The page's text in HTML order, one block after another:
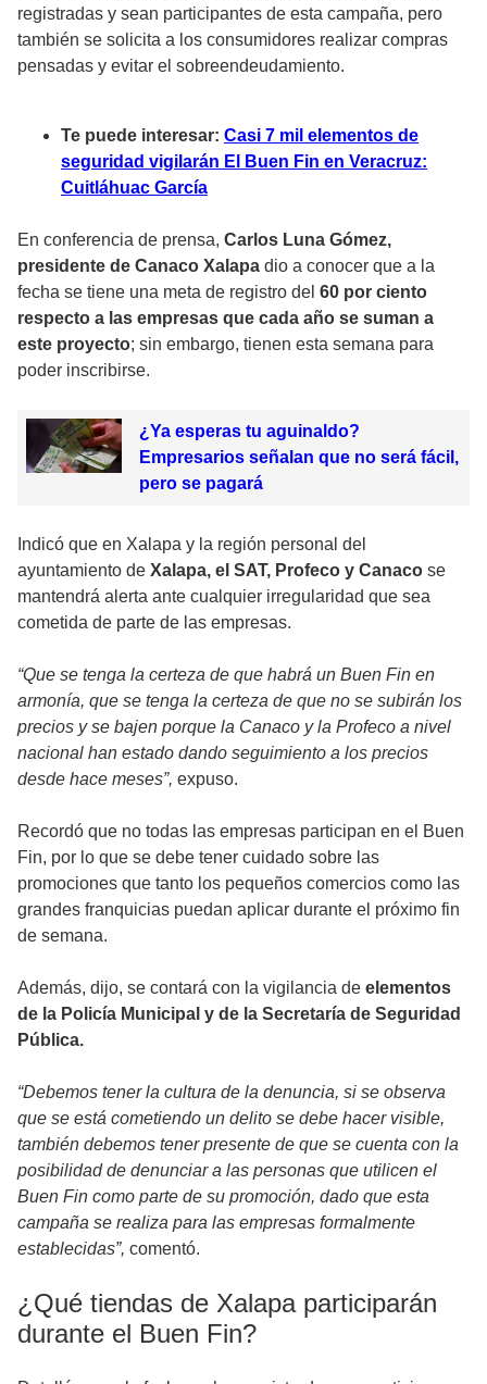
registradas y sean participantes de esta campaña, pero
también se solicita a los consumidores realizar compras
pensadas y evitar el sobreendeudamiento.
Te puede interesar: Casi 7 mil elementos de
seguridad vigilarán El Buen Fin en Veracruz:
Cuitláhuac García
En conferencia de prensa, Carlos Luna Gómez,
presidente de Canaco Xalapa dio a conocer que a la
fecha se tiene una meta de registro del 60 por ciento
respecto a las empresas que cada año se suman a
este proyecto; sin embargo, tienen esta semana para
poder inscribirse.
¿Ya esperas tu aguinaldo?
Empresarios señalan que no será fácil,
pero se pagará
Indicó que en Xalapa y la región personal del
ayuntamiento de Xalapa, el SAT, Profeco y Canaco se
mantendrá alerta ante cualquier irregularidad que sea
cometida de parte de las empresas.
“Que se tenga la certeza de que habrá un Buen Fin en
armonía, que se tenga la certeza de que no se subirán los
precios y se bajen porque la Canaco y la Profeco a nivel
nacional han estado dando seguimiento a los precios
desde hace meses”, expuso.
Recordó que no todas las empresas participan en el Buen
Fin, por lo que se debe tener cuidado sobre las
promociones que tanto los pequeños comercios como las
grandes franquicias puedan aplicar durante el próximo fin
de semana.
Además, dijo, se contará con la vigilancia de elementos
de la Policía Municipal y de la Secretaría de Seguridad
Pública.
“Debemos tener la cultura de la denuncia, si se observa
que se está cometiendo un delito se debe hacer visible,
también debemos tener presente de que se cuenta con la
posibilidad de denunciar a las personas que utilicen el
Buen Fin como parte de su promoción, dado que esta
campaña se realiza para las empresas formalmente
establecidas”, comentó.
¿Qué tiendas de Xalapa participarán
durante el Buen Fin?